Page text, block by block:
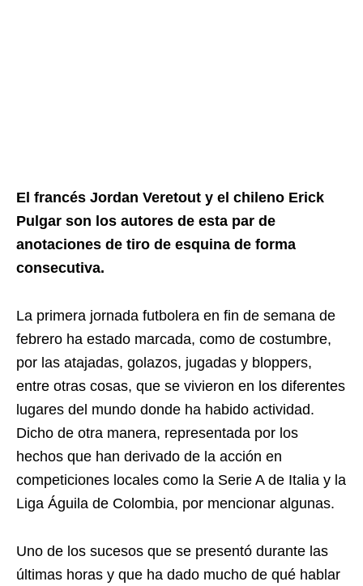
El francés Jordan Veretout y el chileno Erick
Pulgar son los autores de esta par de
anotaciones de tiro de esquina de forma
consecutiva.
La primera jornada futbolera en fin de semana de
febrero ha estado marcada, como de costumbre,
por las atajadas, golazos, jugadas y bloppers,
entre otras cosas, que se vivieron en los diferentes
lugares del mundo donde ha habido actividad.
Dicho de otra manera, representada por los
hechos que han derivado de la acción en
competiciones locales como la Serie A de Italia y la
Liga Águila de Colombia, por mencionar algunas.
Uno de los sucesos que se presentó durante las
últimas horas y que ha dado mucho de qué hablar